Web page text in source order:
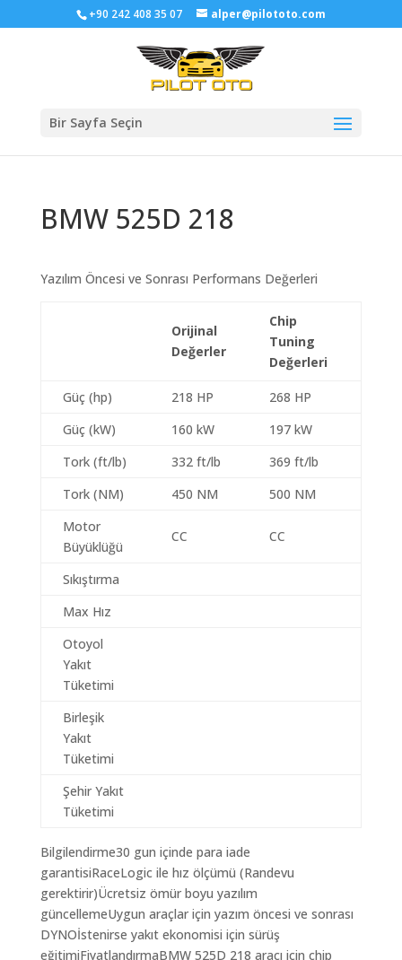
+90 242 408 35 07 alper@pilototo.com
Bir Sayfa Seçin
BMW 525D 218
Yazılım Öncesi ve Sonrası Performans Değerleri
Orijinal
Değerler
Chip
Tuning
Değerleri
Güç (hp) 218 HP
268 HP
Güç (kW)
160 kW
197 kW
Tork (ft/lb)
332 ft/lb
369 ft/lb
Tork (NM)
450 NM
500 NM
Motor
Büyüklüğü
CC CC
Sıkıştırma
Max Hız
Otoyol
Yakıt
Tüketimi
Birleşik
Yakıt
Tüketimi
Şehir Yakıt
Tüketimi
Bilgilendirme30 gun içinde para iade
garantisiRaceLogic ile hız ölçümü (Randevu
gerektirir)Ücretsiz ömür boyu yazılım
güncellemeUygun araçlar için yazım öncesi ve sonrası
DYNOİstenirse yakıt ekonomisi için sürüş
eğitimiFiyatlandırmaBMW 525D 218 aracı için chip